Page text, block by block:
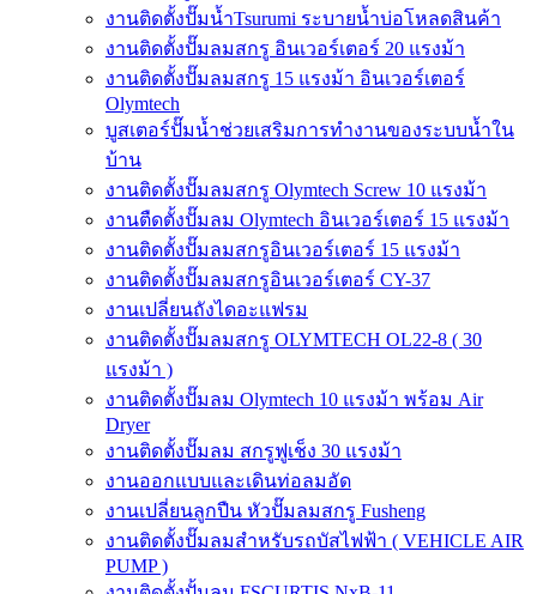
งานติดตั้งปั๊มน้ำTsurumi ระบายน้ำบ่อโหลดสินค้า
งานติดตั้งปั๊มลมสกรู อินเวอร์เตอร์ 20 แรงม้า
งานติดตั้งปั๊มลมสกรู 15 แรงม้า อินเวอร์เตอร์
Olymtech
บูสเตอร์ปั๊มน้ำช่วยเสริมการทำงานของระบบน้ำใน
บ้าน
งานติดตั้งปั๊มลมสกรู Olymtech Screw 10 แรงม้า
งานตืดตั้งปั๊มลม Olymtech อินเวอร์เตอร์ 15 แรงม้า
งานติดตั้งปั๊มลมสกรูอินเวอร์เตอร์ 15 แรงม้า
งานติดตั้งปั๊มลมสกรูอินเวอร์เตอร์ CY-37
งานเปลี่ยนถังไดอะแฟรม
งานติดตั้งปั๊มลมสกรู OLYMTECH OL22-8 ( 30
แรงม้า )
งานติดตั้งปั๊มลม Olymtech 10 แรงม้า พร้อม Air
Dryer
งานติดตั้งปั๊มลม สกรูฟูเช็ง 30 แรงม้า
งานออกแบบและเดินท่อลมอัด
งานเปลี่ยนลูกปืน หัวปั๊มลมสกรู Fusheng
งานติดตั้งปั๊มลมสำหรับรถบัสไฟฟ้า ( VEHICLE AIR
PUMP )